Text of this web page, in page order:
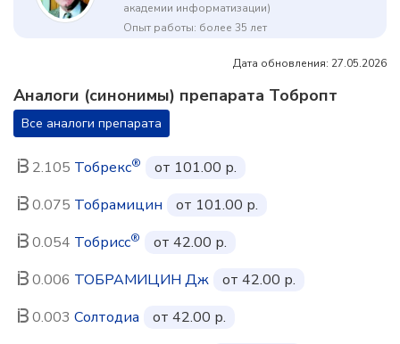
академии информатизации)
Опыт работы: более 35 лет
Дата обновления: 27.05.2026
Аналоги (синонимы) препарата Тобропт
Все аналоги препарата
2.105 Тобрекс®
от 101.00 р.
0.075 Тобрамицин
от 101.00 р.
0.054 Тобрисс®
от 42.00 р.
0.006 ТОБРАМИЦИН Дж
от 42.00 р.
0.003 Солтодиа
от 42.00 р.